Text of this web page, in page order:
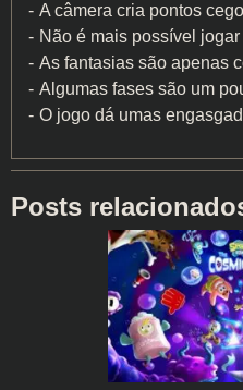
A câmera cria pontos
Não é mais possível
As fantasias são apenas
Algumas fases são um
O jogo dá umas
Posts